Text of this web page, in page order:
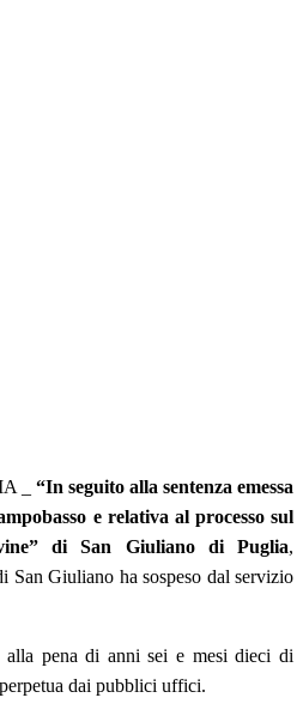
_ “In seguito alla sentenza emessa
e relativa al processo sul
di San Giuliano di Puglia,
San Giuliano ha sospeso dal servizio
alla pena di anni sei e mesi dieci di
dai pubblici uffici.